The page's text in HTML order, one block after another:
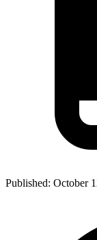
Published: October